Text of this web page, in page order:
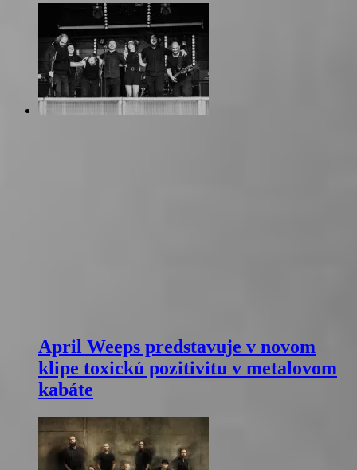
April Weeps predstavuje v novom
klipe toxickú pozitivitu v metalovom
kabáte